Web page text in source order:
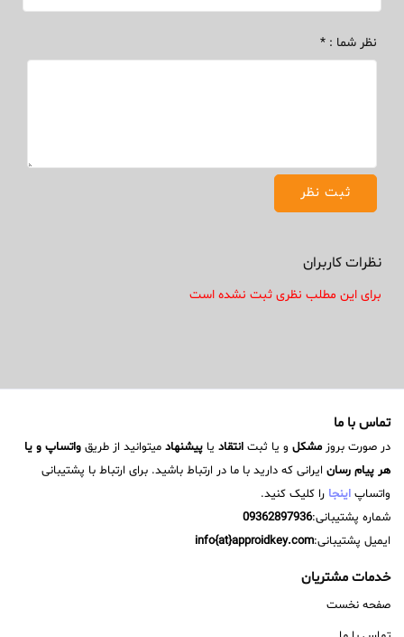
نظر شما : *
نظرات کاربران
برای این مطلب نظری ثبت نشده است
تماس با ما
در صورت بروزمشکل و یا ثبت انتقاد یا پیشنهاد میتوانید از طریق واتساپ و یا
هر پیام رسان ایرانی که دارید با ما در ارتباط باشید. برای ارتباط با پشتیبانی
واتساپ اینجا را کلیک کنید.
شماره پشتیبانی:09362897936
ایمیل پشتیبانی:info{at}approidkey.com
خدمات مشتریان
صفحه نخست